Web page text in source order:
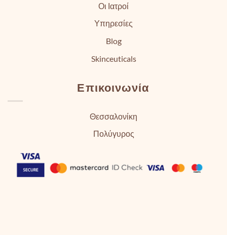
Οι Ιατροί
Υπηρεσίες
Blog
Skinceuticals
Επικοινωνία
Θεσσαλονίκη
Πολύγυρος